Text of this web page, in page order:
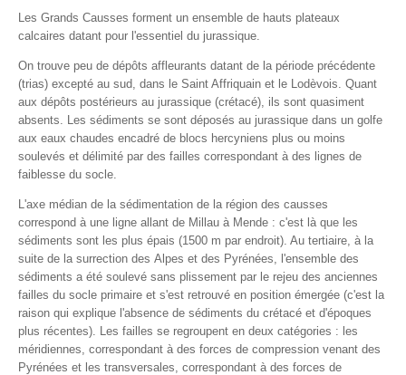
Les Grands Causses forment un ensemble de hauts plateaux
calcaires datant pour l'essentiel du jurassique.
On trouve peu de dépôts affleurants datant de la période précédente
(trias) excepté au sud, dans le Saint Affriquain et le Lodèvois. Quant
aux dépôts postérieurs au jurassique (crétacé), ils sont quasiment
absents. Les sédiments se sont déposés au jurassique dans un golfe
aux eaux chaudes encadré de blocs hercyniens plus ou moins
soulevés et délimité par des failles correspondant à des lignes de
faiblesse du socle.
L'axe médian de la sédimentation de la région des causses
correspond à une ligne allant de Millau à Mende : c'est là que les
sédiments sont les plus épais (1500 m par endroit). Au tertiaire, à la
suite de la surrection des Alpes et des Pyrénées, l'ensemble des
sédiments a été soulevé sans plissement par le rejeu des anciennes
failles du socle primaire et s'est retrouvé en position émergée (c'est la
raison qui explique l'absence de sédiments du crétacé et d'époques
plus récentes). Les failles se regroupent en deux catégories : les
méridiennes, correspondant à des forces de compression venant des
Pyrénées et les transversales, correspondant à des forces de